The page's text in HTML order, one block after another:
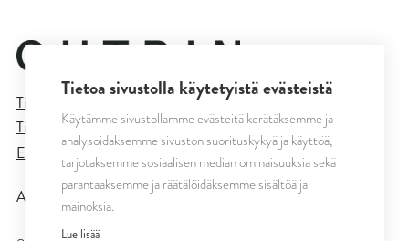
Tietosuojaseloste
Tilaus- ja toimitusehdot
Evästeasetukset
All rights reserved © CUTRIN
Tietoa sivustolla käytetyistä evästeistä
Käytämme sivustollamme evästeitä kerätäksemme ja
analysoidaksemme sivuston suorituskykyä ja käyttöä,
tarjotaksemme sosiaalisen median ominaisuuksia sekä
parantaaksemme ja räätälöidäksemme sisältöä ja
mainoksia.
Lue lisää